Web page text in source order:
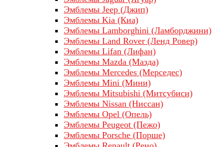
Эмблемы Jeep (Джип)
Эмблемы Kia (Киа)
Эмблемы Lamborghini (Ламборджини)
Эмблемы Land Rover (Ленд Ровер)
Эмблемы Lifan (Лифан)
Эмблемы Mazda (Мазда)
Эмблемы Mercedes (Мерседес)
Эмблемы Mini (Мини)
Эмблемы Mitsubishi (Митсубиси)
Эмблемы Nissan (Ниссан)
Эмблемы Opel (Опель)
Эмблемы Peugeot (Пежо)
Эмблемы Porsche (Порше)